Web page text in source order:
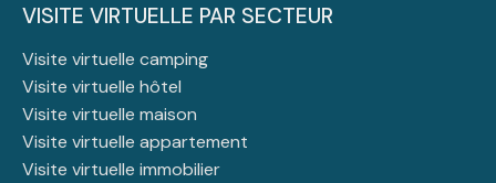
VISITE VIRTUELLE PAR SECTEUR
Visite virtuelle camping
Visite virtuelle hôtel
Visite virtuelle maison
Visite virtuelle appartement
Visite virtuelle immobilier